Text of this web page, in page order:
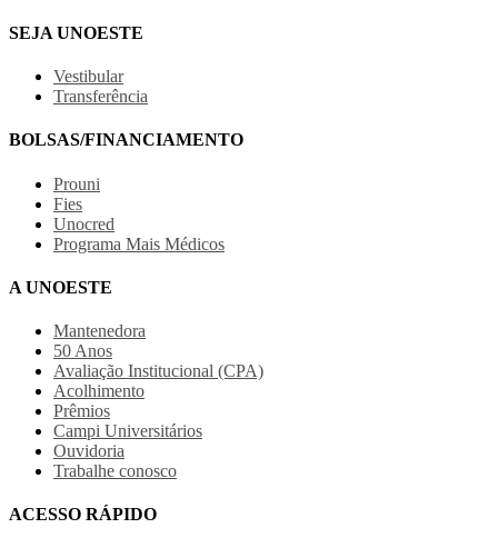
SEJA UNOESTE
Vestibular
Transferência
BOLSAS/FINANCIAMENTO
Prouni
Fies
Unocred
Programa Mais Médicos
A UNOESTE
Mantenedora
50 Anos
Avaliação Institucional (CPA)
Acolhimento
Prêmios
Campi Universitários
Ouvidoria
Trabalhe conosco
ACESSO RÁPIDO